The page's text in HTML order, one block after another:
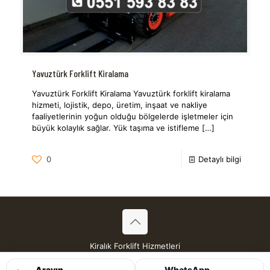
Yavuztürk Forklift Kiralama
Yavuztürk Forklift Kiralama Yavuztürk forklift kiralama
hizmeti, lojistik, depo, üretim, inşaat ve nakliye
faaliyetlerinin yoğun olduğu bölgelerde işletmeler için
büyük kolaylık sağlar. Yük taşıma ve istifleme […]
0 Detaylı bilgi
Kiralık Forklift Hizmetleri
Tüm Hakları Saklıdır © 2026